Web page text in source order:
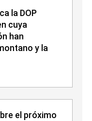
la DOP
cuya
han
y la
el próximo